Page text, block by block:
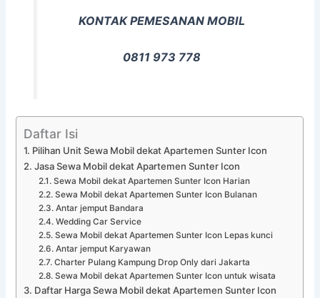
KONTAK PEMESANAN MOBIL
0811 973 778
Daftar Isi
Pilihan Unit Sewa Mobil dekat Apartemen Sunter Icon
Jasa Sewa Mobil dekat Apartemen Sunter Icon
Sewa Mobil dekat Apartemen Sunter Icon Harian
Sewa Mobil dekat Apartemen Sunter Icon Bulanan
Antar jemput Bandara
Wedding Car Service
Sewa Mobil dekat Apartemen Sunter Icon Lepas kunci
Antar jemput Karyawan
Charter Pulang Kampung Drop Only dari Jakarta
Sewa Mobil dekat Apartemen Sunter Icon untuk wisata
Daftar Harga Sewa Mobil dekat Apartemen Sunter Icon